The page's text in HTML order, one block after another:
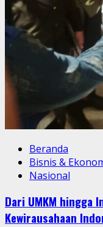
Beranda
Bisnis &
Nasional
Dari UMKM hingga
Kewirausahaan